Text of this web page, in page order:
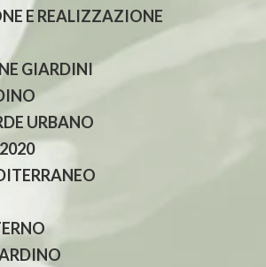
E REALIZZAZIONE
GIARDINI
URBANO